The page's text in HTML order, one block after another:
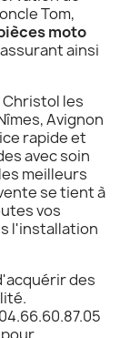
Tom,
moto
ainsi
Christol les
Avignon
rapide et
avec soin
meilleurs
se tient à
vos
l'installation
des